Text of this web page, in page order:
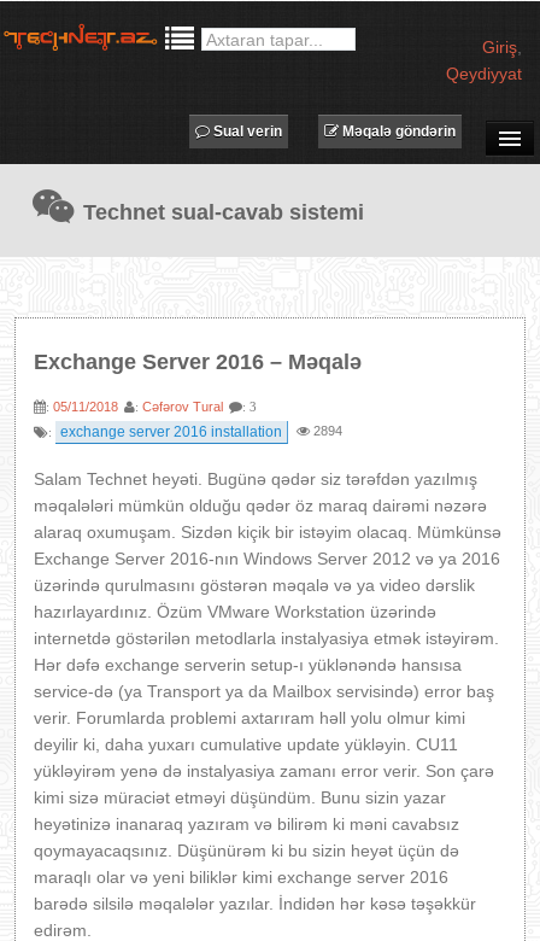
Giriş
Qeydiyyat
TECHNET TV
MƏQALƏLƏR
PROQRAMLAR
XƏBƏRLƏR
Məqalə göndərin
Sual verin
Technet sual-cavab sistemi
Exchange Server 2016 – Məqalə
: 05/11/2018 : Cəfərov Tural
: 3
:
exchange server 2016 installation 2894
Salam Technet heyəti. Bugünə qədər siz tərəfdən yazılmış
məqalələri mümkün olduğu qədər öz maraq dairəmi nəzərə
alaraq oxumuşam. Sizdən kiçik bir istəyim olacaq. Mümkünsə
Exchange Server 2016-nın Windows Server 2012 və ya 2016
üzərində qurulmasını göstərən məqalə və ya video dərslik
hazırlayardınız. Özüm VMware Workstation üzərində
internetdə göstərilən metodlarla instalyasiya etmək istəyirəm.
Hər dəfə exchange serverin setup-ı yüklənəndə hansısa
service-də (ya Transport ya da Mailbox servisində) error baş
verir. Forumlarda problemi axtarıram həll yolu olmur kimi
deyilir ki, daha yuxarı cumulative update yükləyin. CU11
yükləyirəm yenə də instalyasiya zamanı error verir. Son çarə
kimi sizə müraciət etməyi düşündüm. Bunu sizin yazar
heyətinizə inanaraq yazıram və bilirəm ki məni cavabsız
qoymayacaqsınız. Düşünürəm ki bu sizin heyət üçün də
maraqlı olar və yeni biliklər kimi exchange server 2016
barədə silsilə məqalələr yazılar. İndidən hər kəsə təşəkkür
edirəm.